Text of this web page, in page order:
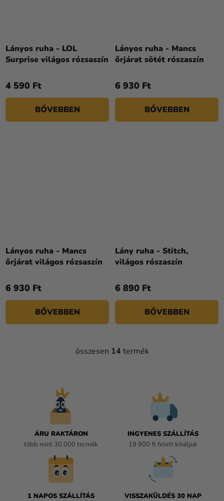
Lányos ruha - LOL
Surprise világos rózsaszín
4 590 Ft
BŐVEBBEN
Lányos ruha - Mancs
őrjárat sötét rószaszín
6 930 Ft
BŐVEBBEN
Lányos ruha - Mancs
őrjárat világos rózsaszín
6 930 Ft
BŐVEBBEN
Lány ruha - Stitch,
világos rószaszín
6 890 Ft
BŐVEBBEN
L
összesen 14 termék
ÁRU RAKTÁRON
több mint 30.000 termék
INGYENES SZÁLLÍTÁS
19 900 ft felett kínáljuk
1 NAPOS SZÁLLÍTÁS
VISSZAKÜLDÉS 30 NAP